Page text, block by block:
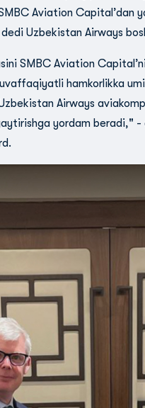
Aviation Capital’dan
Uzbekistan Airways
SMBC Aviation
hamkorlikka
Airways
yordam